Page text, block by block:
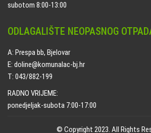
subotom 8:00-13:00
ODLAGALIŠTE NEOPASNOG
A: Prespa bb, Bjelovar
E: doline@komunalac-bj.hr
T: 043/882-199
RADNO VRIJEME:
ponedjeljak-subota 7:00-17:00
© Copyright 2023. All Rights